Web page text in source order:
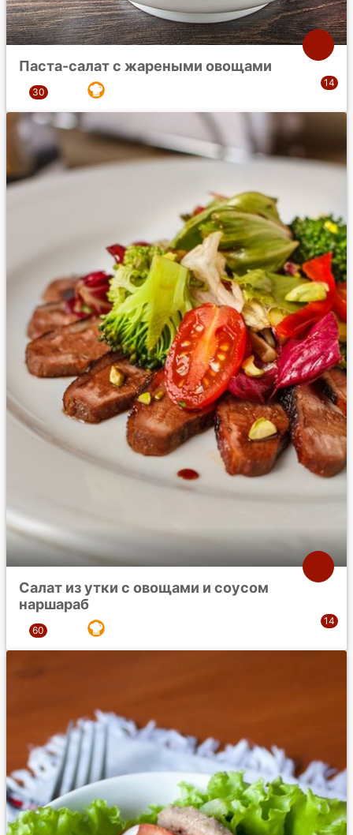
Паста-салат с жареными овощами
Салат из утки с овощами и соусом
наршараб